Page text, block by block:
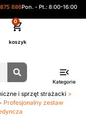
886Pon. - Pt.: 8:00-16:00
0
Kategorie
i sprzęt strażacki >
Profesjonalny zestaw